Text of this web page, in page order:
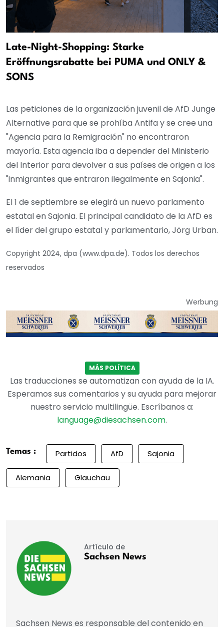
Late-Night-Shopping: Starke
Eröffnungsrabatte bei PUMA und ONLY &
SONS
Las peticiones de la organización juvenil de AfD Junge
Alternative para que se prohíba Antifa y se cree una
"Agencia para la Remigración" no encontraron
mayoría. Esta agencia iba a depender del Ministerio
del Interior para devolver a sus países de origen a los
"inmigrantes que entraron ilegalmente en Sajonia".
El 1 de septiembre se elegirá un nuevo parlamento
estatal en Sajonia. El principal candidato de la AfD es
el líder del grupo estatal y parlamentario, Jörg Urban.
Copyright 2024, dpa (www.dpa.de). Todos los derechos
reservados
Werbung
MÁS POLÍTICA
Las traducciones se automatizan con ayuda de la IA.
Esperamos sus comentarios y su ayuda para mejorar
nuestro servicio multilingüe. Escríbanos a:
language@diesachsen.com.
Temas : Partidos AfD Sajonia
Alemania Glauchau
Artículo de
Sachsen News
Sachsen News es responsable del contenido en